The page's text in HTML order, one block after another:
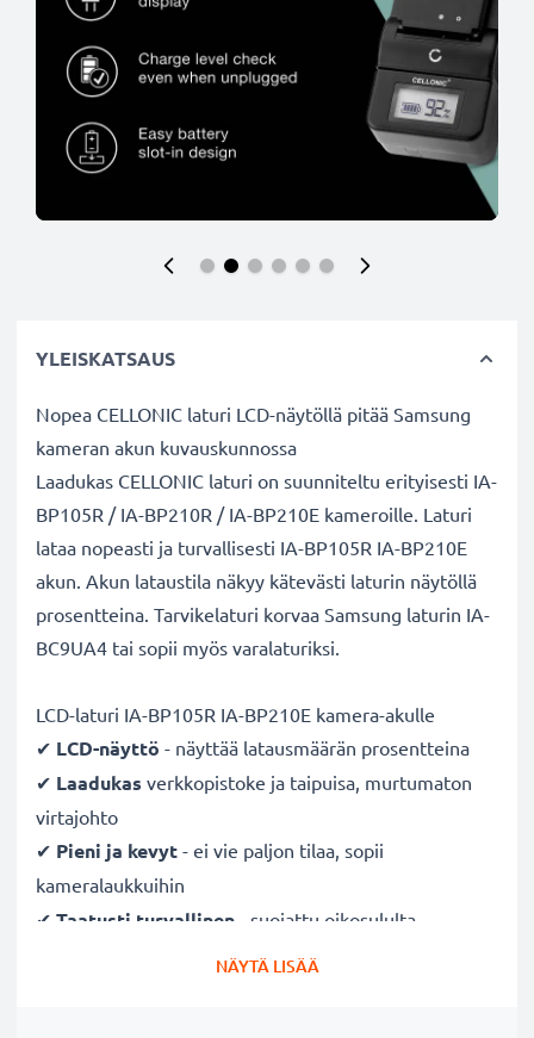
YLEISKATSAUS
Nopea CELLONIC laturi LCD-näytöllä pitää Samsung
kameran akun kuvauskunnossa
Laadukas CELLONIC laturi on suunniteltu erityisesti IA-
BP105R / IA-BP210R / IA-BP210E kameroille. Laturi
lataa nopeasti ja turvallisesti IA-BP105R IA-BP210E
akun. Akun lataustila näkyy kätevästi laturin näytöllä
prosentteina. Tarvikelaturi korvaa Samsung laturin IA-
BC9UA4 tai sopii myös varalaturiksi.
LCD-laturi IA-BP105R IA-BP210E kamera-akulle
✔ LCD-näyttö - näyttää latausmäärän prosentteina
✔ Laadukas verkkopistoke ja taipuisa, murtumaton
virtajohto
✔ Pieni ja kevyt - ei vie paljon tilaa, sopii
kameralaukkuihin
✔ Taatusti turvallinen - suojattu oikosululta,
ylikuumenemiselta ja ylijännitteeltä
NÄYTÄ LISÄÄ